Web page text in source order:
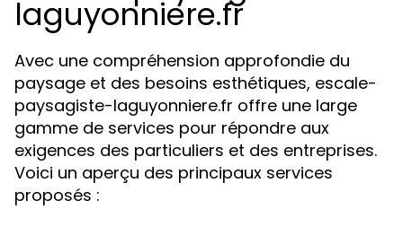
laguyonniere.fr
Avec une compréhension approfondie du
paysage et des besoins esthétiques, escale-
paysagiste-laguyonniere.fr offre une large
gamme de services pour répondre aux
exigences des particuliers et des entreprises.
Voici un aperçu des principaux services
proposés :